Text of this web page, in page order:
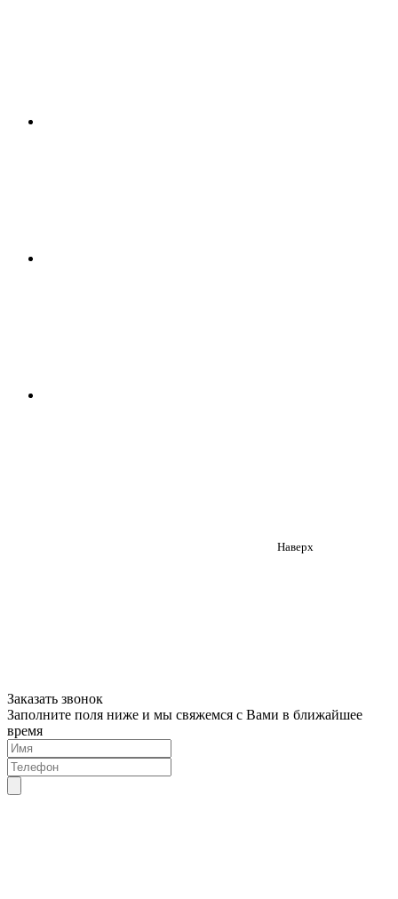
Наверх
Заказать звонок
Заполните поля ниже и мы свяжемся с Вами в ближайшее
время